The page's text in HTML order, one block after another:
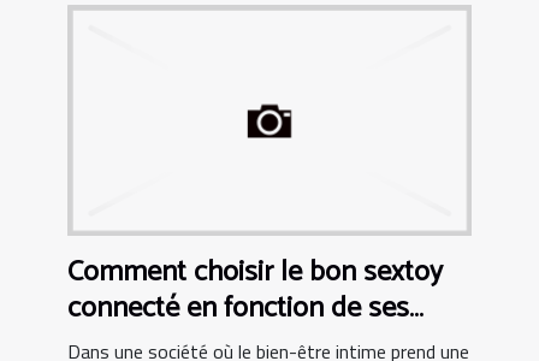
Comment choisir le bon sextoy
connecté en fonction de ses
besoins personnels
Dans une société où le bien-être intime prend une